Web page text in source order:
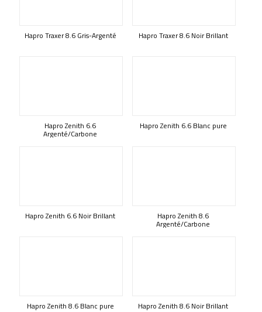
Hapro Traxer 8.6 Gris-Argenté Hapro Traxer 8.6 Noir Brillant
Hapro Zenith 6.6
Argenté/Carbone
Hapro Zenith 6.6 Blanc pure
Hapro Zenith 6.6 Noir Brillant Hapro Zenith 8.6
Argenté/Carbone
Hapro Zenith 8.6 Blanc pure Hapro Zenith 8.6 Noir Brillant